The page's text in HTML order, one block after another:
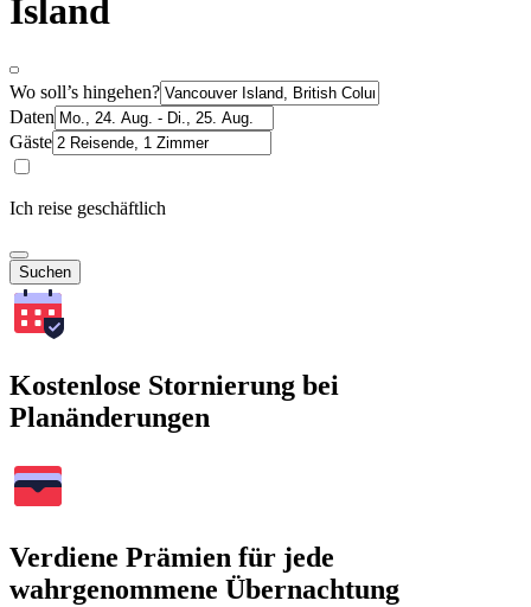
Island
Wo soll’s hingehen?
Daten
Gäste
Ich reise geschäftlich
Suchen
Kostenlose Stornierung bei
Planänderungen
Verdiene Prämien für jede
wahrgenommene Übernachtung